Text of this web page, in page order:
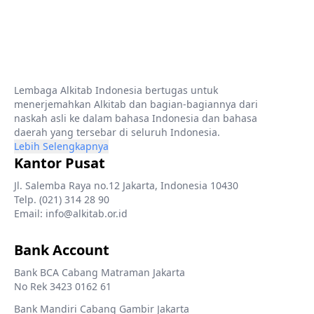
Lembaga Alkitab Indonesia bertugas untuk
menerjemahkan Alkitab dan bagian-bagiannya dari
naskah asli ke dalam bahasa Indonesia dan bahasa
daerah yang tersebar di seluruh Indonesia.
Lebih Selengkapnya
Kantor Pusat
Jl. Salemba Raya no.12 Jakarta, Indonesia 10430
Telp. (021) 314 28 90
Email: info@alkitab.or.id
Bank Account
Bank BCA Cabang Matraman Jakarta
No Rek 3423 0162 61
Bank Mandiri Cabang Gambir Jakarta